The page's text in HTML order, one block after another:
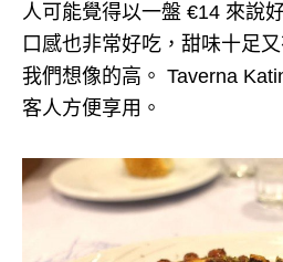
人可能覺得以一盤 €14 來說
口感也非常好吃，甜味十足
我們想像的高。 Taverna
客人方便享用。